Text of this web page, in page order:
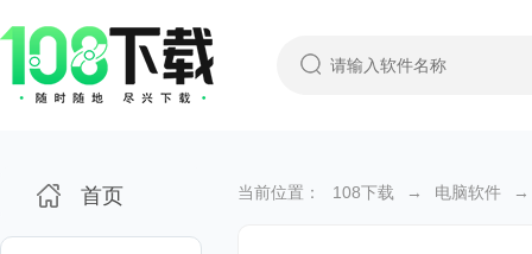
首页 当前位置： 108下载 → 电脑软件 →